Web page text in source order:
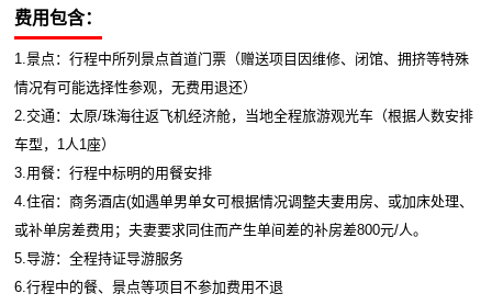
费用包含：
1.景点：行程中所列景点首道门票（赠送项目因维修、闭馆、拥挤等特殊
情况有可能选择性参观，无费用退还）
2.交通：太原/珠海往返飞机经济舱，当地全程旅游观光车（根据人数安排
车型，1人1座）
3.用餐：行程中标明的用餐安排
4.住宿：商务酒店(如遇单男单女可根据情况调整夫妻用房、或加床处理、
或补单房差费用；夫妻要求同住而产生单间差的补房差800元/人。
5.导游：全程持证导游服务
6.行程中的餐、景点等项目不参加费用不退